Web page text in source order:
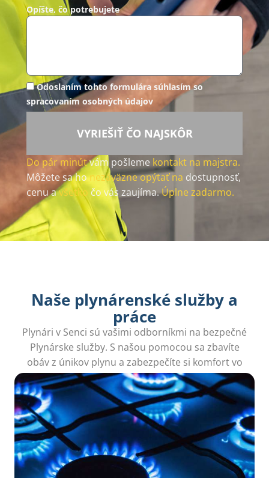
Opíšte, čo potrebujete
Odoslaním tohto formulára súhlasím so
spracovaním osobných údajov
VYRIEŠIŤ ČO NAJSKÔR
Do pár minútvám pošleme kontakt na majstra.
Môžete sa honezáväzne opýtať na dostupnosť,
cenu avšetko čo vás zaujíma.Úplne zadarmo.
Naše plynárenské služby a
práce
Plynári v Senci sú vašimi odborníkmi na bezpečné
Plynárske služby. S našou pomocou sa zbavíte
obáv z únikov plynu a zabezpečíte si komfort vo
vašej domácnosti. Zavolajte nám!